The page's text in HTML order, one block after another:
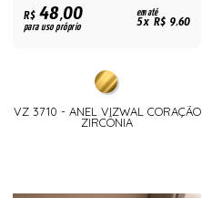
R$48,00
para uso próprio
em até
5x R$ 9,60
VZ 3710 - ANEL VIZWAL CORAÇÃO
ZIRCÔNIA